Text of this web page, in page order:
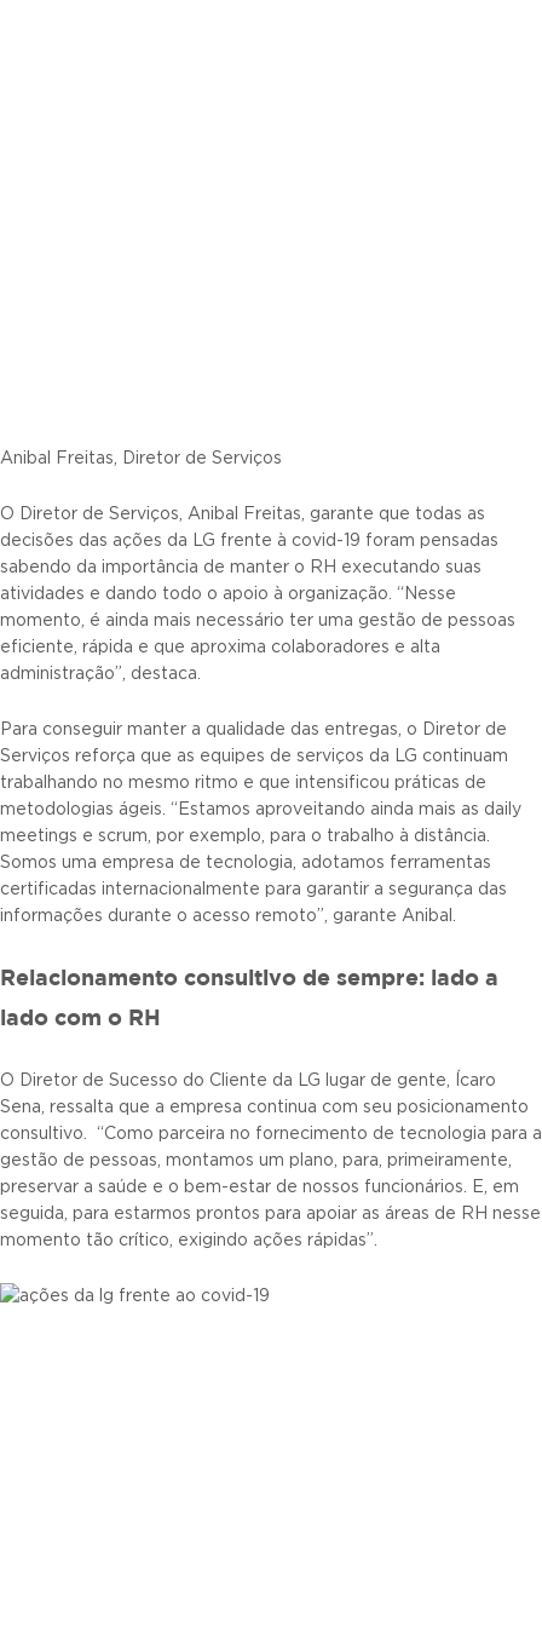
Anibal Freitas, Diretor de Serviços
O Diretor de Serviços, Anibal Freitas, garante que todas as
decisões das ações da LG frente à covid-19 foram pensadas
sabendo da importância de manter o RH executando suas
atividades e dando todo o apoio à organização. “Nesse
momento, é ainda mais necessário ter uma gestão de pessoas
eficiente, rápida e que aproxima colaboradores e alta
administração”, destaca.
Para conseguir manter a qualidade das entregas, o Diretor de
Serviços reforça que as equipes de serviços da LG continuam
trabalhando no mesmo ritmo e que intensificou práticas de
metodologias ágeis. “Estamos aproveitando ainda mais as daily
meetings e scrum, por exemplo, para o trabalho à distância.
Somos uma empresa de tecnologia, adotamos ferramentas
certificadas internacionalmente para garantir a segurança das
informações durante o acesso remoto”, garante Anibal.
Relacionamento consultivo de sempre: lado a
lado com o RH
O Diretor de Sucesso do Cliente da LG lugar de gente, Ícaro
Sena, ressalta que a empresa continua com seu posicionamento
consultivo. “Como parceira no fornecimento de tecnologia para a
gestão de pessoas, montamos um plano, para, primeiramente,
preservar a saúde e o bem-estar de nossos funcionários. E, em
seguida, para estarmos prontos para apoiar as áreas de RH nesse
momento tão crítico, exigindo ações rápidas”.